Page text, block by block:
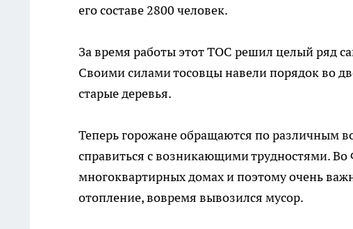
его составе 2800 человек.
За время работы этот ТОС решил целый ряд
Своими силами тосовцы навели порядок во
старые деревья.
Теперь горожане обращаются по различным
справиться с возникающими трудностями.
многоквартирных домах и поэтому очень
отопление, вовремя вывозился мусор.